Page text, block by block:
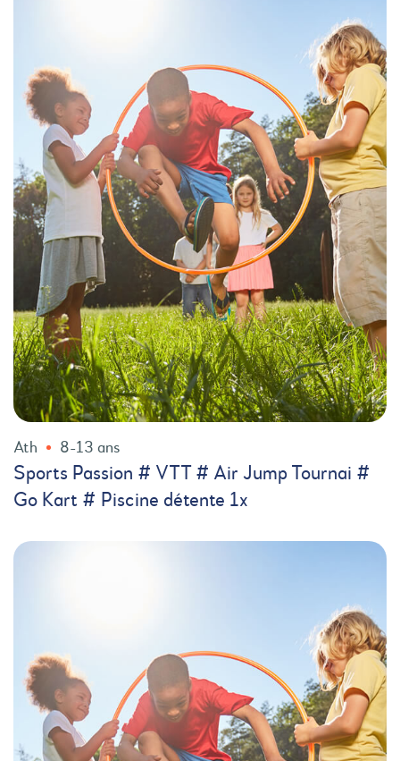
Ath 8-13 ans
Sports Passion # VTT # Air Jump Tournai #
Go Kart # Piscine détente 1x